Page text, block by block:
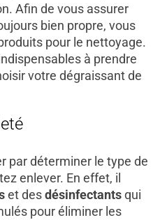
Afin de vous assurer
bien propre, vous
pour le nettoyage.
à prendre
votre dégraissant de
par déterminer le type de
enlever. En effet, il
et desdésinfectantsqui
pour éliminer les